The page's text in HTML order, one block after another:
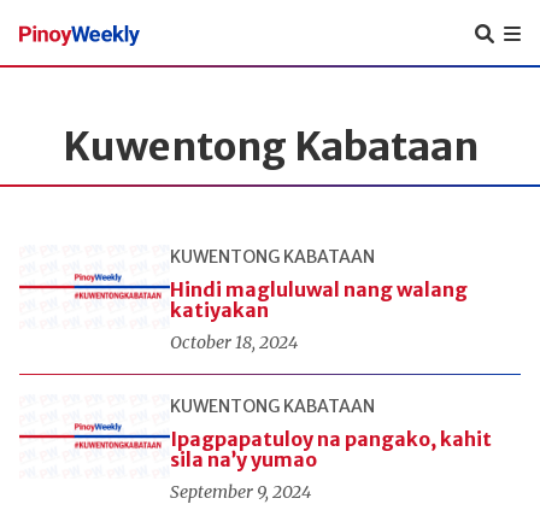
Pinoy
Weekly
Kuwentong Kabataan
KUWENTONG KABATAAN
Hindi magluluwal nang walang
katiyakan
October 18, 2024
KUWENTONG KABATAAN
Ipagpapatuloy na pangako, kahit
sila na’y yumao
September 9, 2024